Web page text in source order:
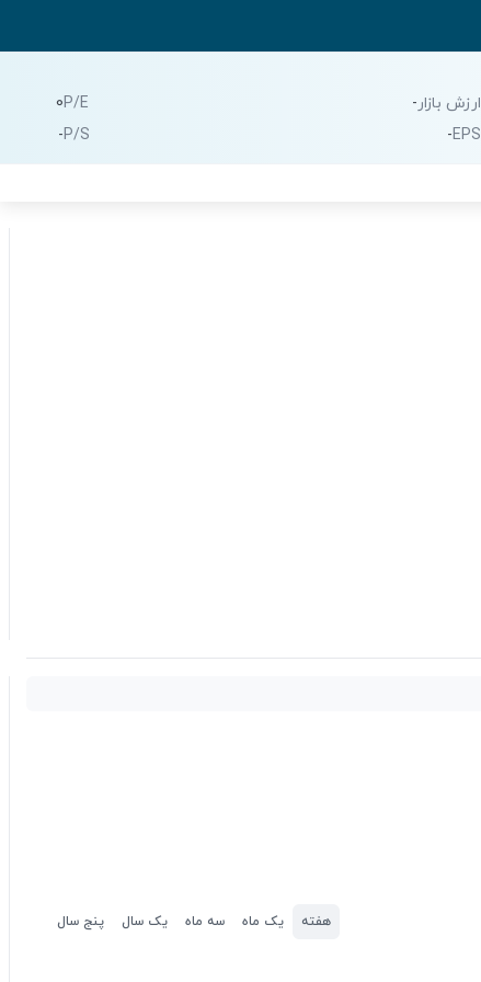
ارزش بازار-
EPS
-
P/E
0
P/S
-
هفته یک ماه سه ماه یک سال پنج سال